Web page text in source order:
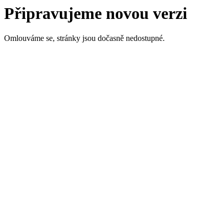
Připravujeme novou verzi
Omlouváme se, stránky jsou dočasně nedostupné.